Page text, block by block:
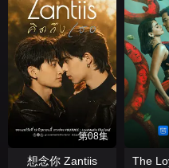
第08集
想念你 Zantiis